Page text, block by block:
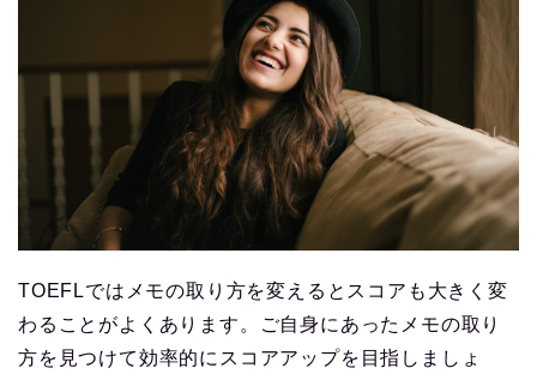
TOEFLではメモの取り方を変えるとスコアも大きく変
わることがよくあります。ご自身にあったメモの取り
方を見つけて効率的にスコアアップを目指しましょ